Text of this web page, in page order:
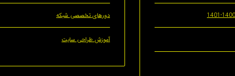
دورهای تخصصی شبکه
آموزش طراحی سایت